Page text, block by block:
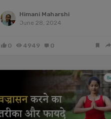
Himani Maharshi
June 28, 2024
0 4949 0